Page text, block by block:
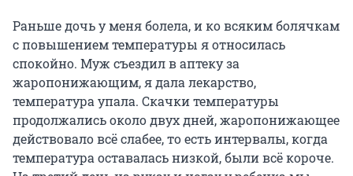
Раньше дочь у меня болела, и ко всяким болячкам
с повышением температуры я относилась
спокойно. Муж съездил в аптеку за
жаропонижающим, я дала лекарство,
температура упала. Скачки температуры
продолжались около двух дней, жаропонижающее
действовало всё слабее, то есть интервалы, когда
температура оставалась низкой, были всё короче.